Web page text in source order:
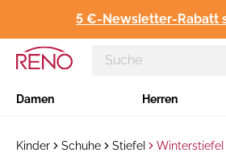
5 €-Newsletter-Rabatt
Damen Herren
Kinder Schuhe Stiefel Winterstiefel